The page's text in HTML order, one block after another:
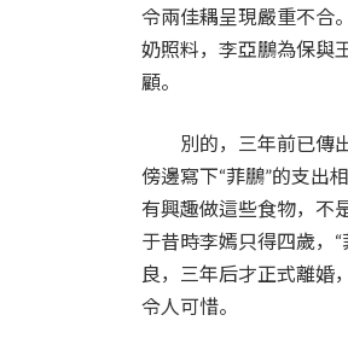
令兩佳耦呈現嚴重不合
奶照料，李亞鵬為保與
顧。
別的，三年前已傳出“
傍邊寫下“菲鵬”的支出
有興趣做這些食物，不
于昔時李嫣只得四歲，
良，三年后才正式離婚
令人可惜。